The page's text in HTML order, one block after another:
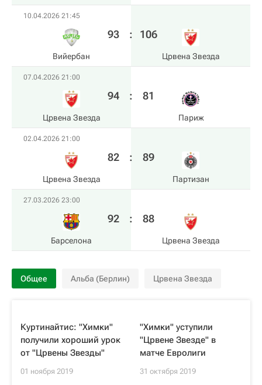
10.04.2026 21:45
Вийербан
93 : 106
Црвена Звезда
07.04.2026 21:00
Црвена Звезда
94 : 81
Париж
02.04.2026 21:00
Црвена Звезда
82 : 89
Партизан
27.03.2026 23:00
Барселона
92 : 88
Црвена Звезда
Общее Альба (Берлин) Црвена Звезда
Куртинайтис: "Химки"
получили хороший урок
от "Црвены Звезды"
01 ноября 2019
"Химки" уступили
"Црвене Звезде" в
матче Евролиги
31 октября 2019